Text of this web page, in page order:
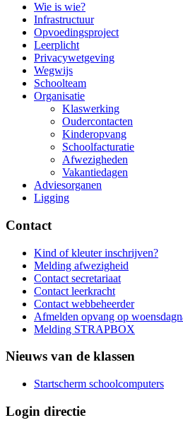
Wie is wie?
Infrastructuur
Opvoedingsproject
Leerplicht
Privacywetgeving
Wegwijs
Schoolteam
Organisatie
Klaswerking
Oudercontacten
Kinderopvang
Schoolfacturatie
Afwezigheden
Vakantiedagen
Adviesorganen
Ligging
Contact
Kind of kleuter inschrijven?
Melding afwezigheid
Contact secretariaat
Contact leerkracht
Contact webbeheerder
Afmelden opvang op
Melding STRAPBOX
Nieuws van de klassen
Startscherm schoolcomputers
Login directie